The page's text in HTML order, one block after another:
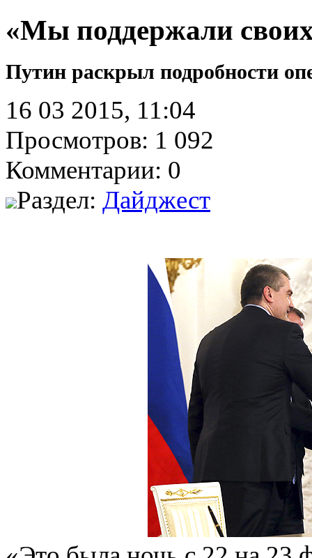
«Мы поддержали
Путин раскрыл подробности
16 03 2015, 11:04
Просмотров: 1 092
Комментарии: 0
Раздел: Дайджест